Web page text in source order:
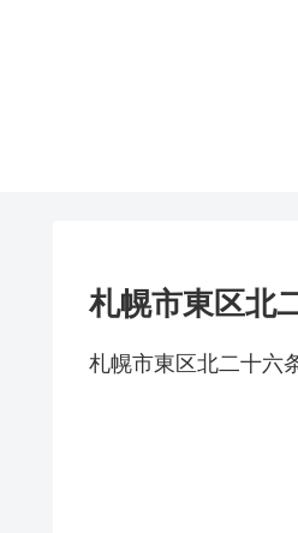
札幌市東区北
札幌市東区北二十六